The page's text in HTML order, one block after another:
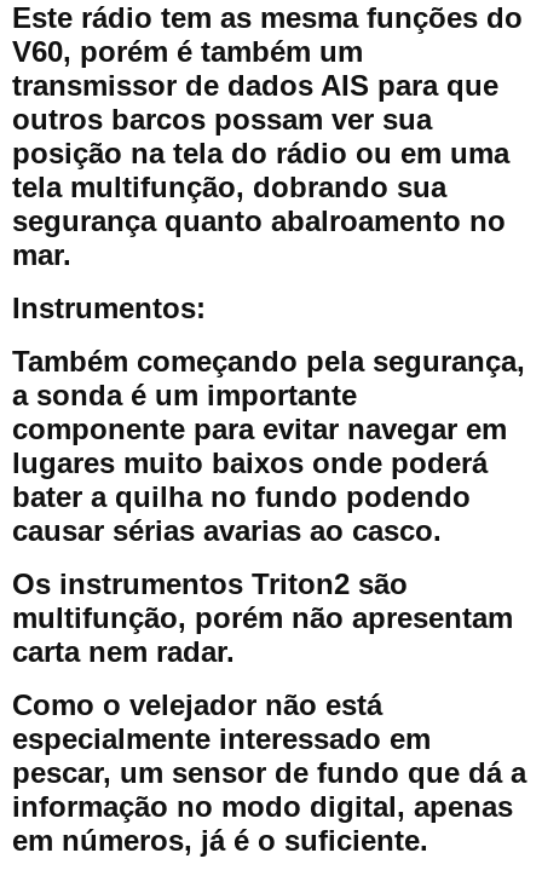
Este rádio tem as mesma funções do
V60, porém é também um
transmissor de dados AIS para que
outros barcos possam ver sua
posição na tela do rádio ou em uma
tela multifunção, dobrando sua
segurança quanto abalroamento no
mar.
Instrumentos:
Também começando pela segurança,
a sonda é um importante
componente para evitar navegar em
lugares muito baixos onde poderá
bater a quilha no fundo podendo
causar sérias avarias ao casco.
Os instrumentos Triton2 são
multifunção, porém não apresentam
carta nem radar.
Como o velejador não está
especialmente interessado em
pescar, um sensor de fundo que dá a
informação no modo digital, apenas
em números, já é o suficiente.